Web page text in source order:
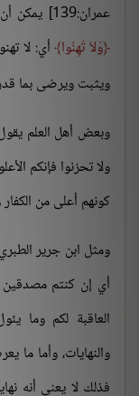
عمران:139] يمكن أن يكون قوله:
وَلاَ تَهِنُوا أي: لا
ويثبت ويرضى بما
وبعض أهل العلم
ولا تحزنوا فإنكم
كونهم أعلى من
ومثل ابن جرير
أي إن كنتم مصدقين
العاقبة لكم وما
والنهايات، وأما
فذلك لا يعني أنه